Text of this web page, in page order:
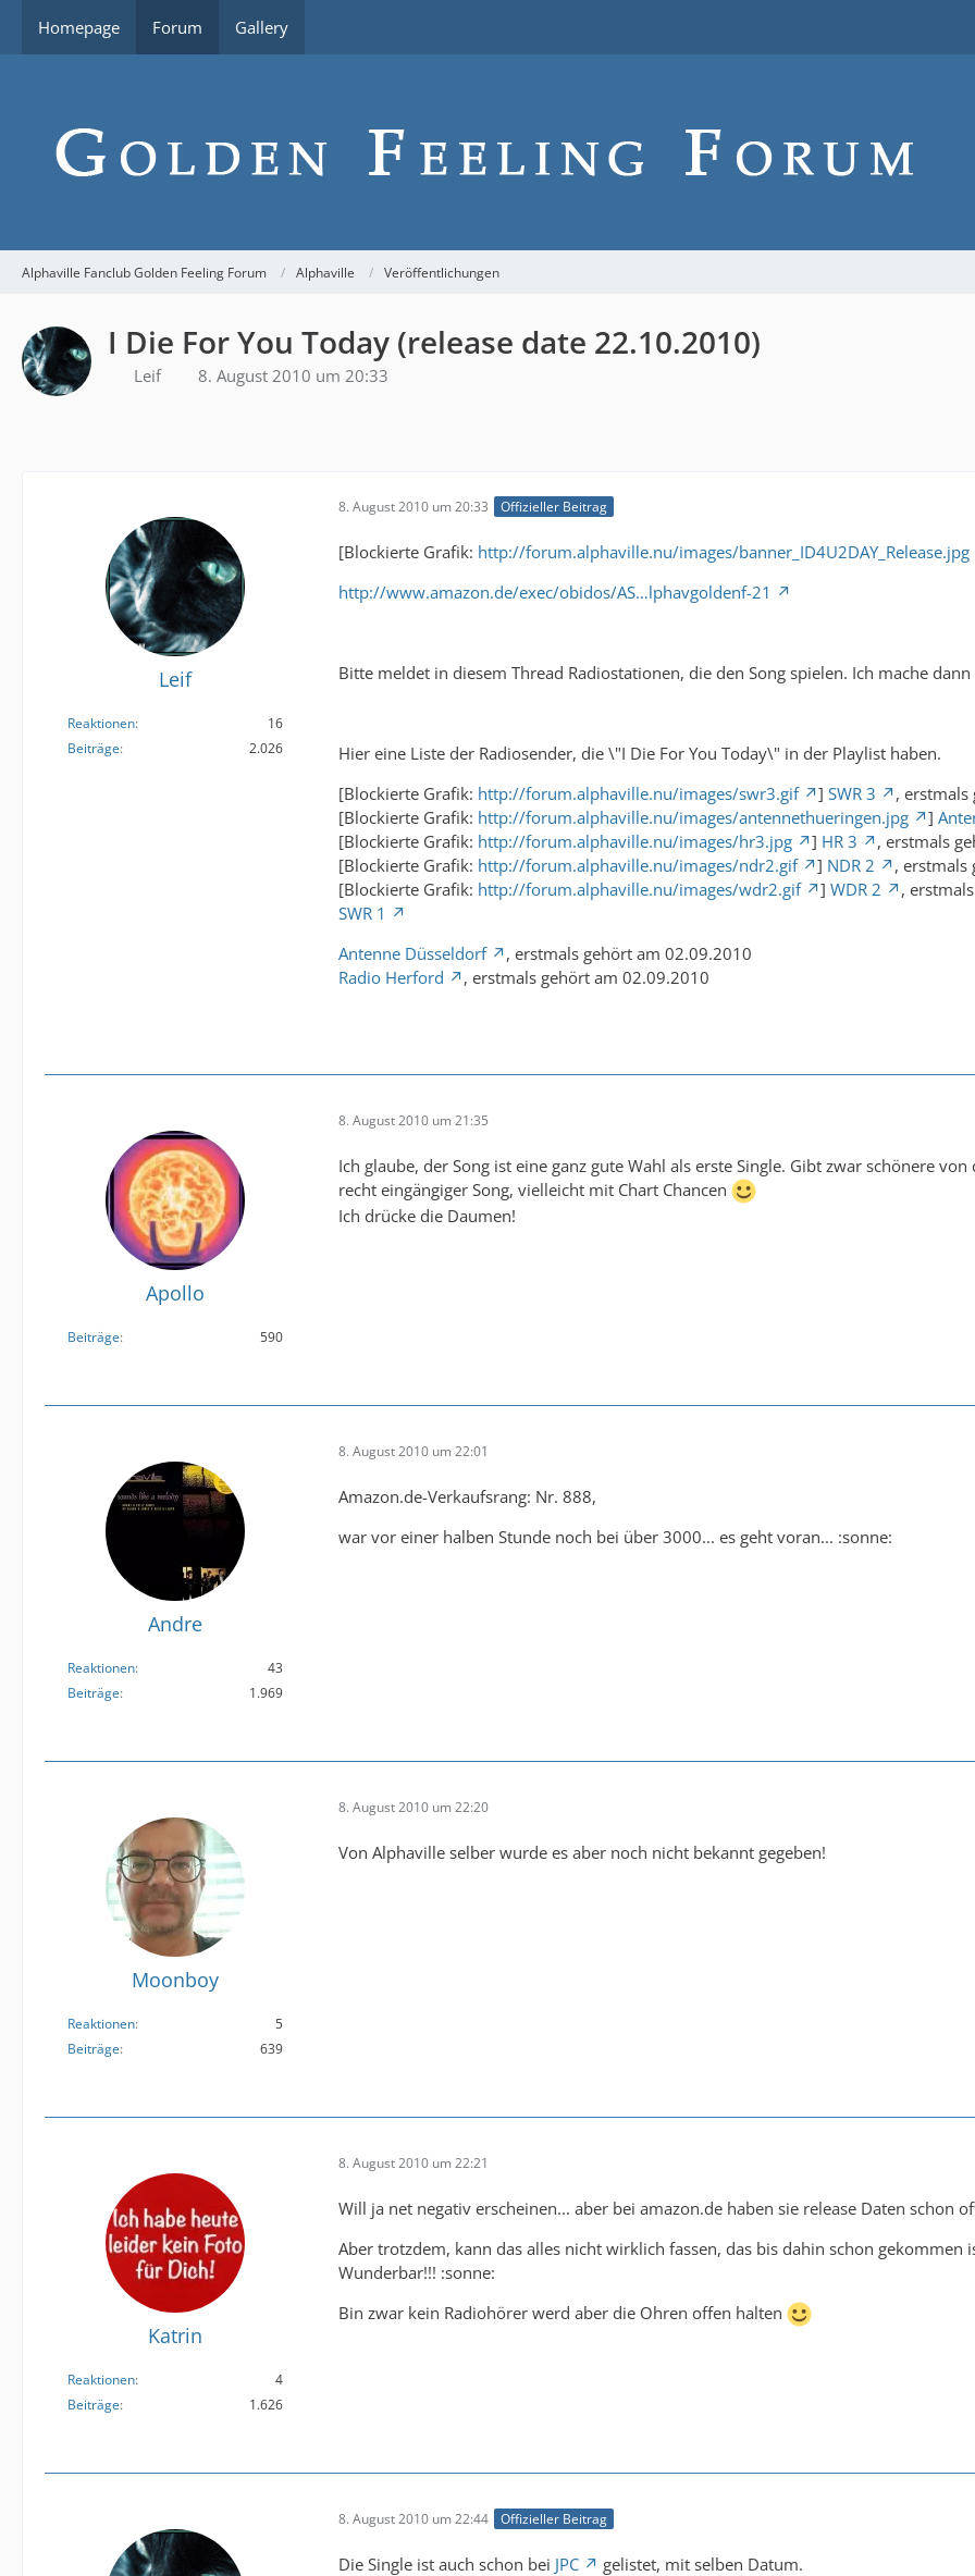
Homepage Forum Gallery
Alphaville Fanclub Golden Feeling Forum Alphaville Veröffentlichungen
I Die For You Today (release date 22.10.2010)
Leif 8. August 2010 um 20:33
Leif
Reaktionen
16
Beiträge
2.026
8. August 2010 um 20:33 Offizieller Beitrag
[Blockierte Grafik: http://forum.alphaville.nu/images/banner_ID4U2DAY_Release.jpg
http://www.amazon.de/exec/obidos/AS…lphavgoldenf-21
Bitte meldet in diesem Thread Radiostationen, die den Song spielen. Ich mache
Hier eine Liste der Radiosender, die \"I Die For You Today\" in der Playlist haben.
[Blockierte Grafik: http://forum.alphaville.nu/images/swr3.gif ] SWR 3
,
[Blockierte Grafik: http://forum.alphaville.nu/images/antennethueringen.jpg ]
[Blockierte Grafik: http://forum.alphaville.nu/images/hr3.jpg ] HR 3
, erstmals
[Blockierte Grafik: http://forum.alphaville.nu/images/ndr2.gif ] NDR 2
, erstmals
[Blockierte Grafik: http://forum.alphaville.nu/images/wdr2.gif ] WDR 2
,
SWR 1
Antenne Düsseldorf
, erstmals gehört am 02.09.2010
Radio Herford
, erstmals gehört am 02.09.2010
Apollo
Beiträge 590
8. August 2010 um 21:35
Ich glaube, der Song ist eine ganz gute Wahl als erste Single. Gibt zwar schönere
recht eingängiger Song, vielleicht mit Chart Chancen
Ich drücke die Daumen!
Andre
Reaktionen
43
Beiträge
1.969
8. August 2010 um 22:01
Amazon.de-Verkaufsrang: Nr. 888,
war vor einer halben Stunde noch bei über 3000... es geht voran... :sonne:
Moonboy
Reaktionen
5
Beiträge
639
8. August 2010 um 22:20
Von Alphaville selber wurde es aber noch nicht bekannt gegeben!
Katrin
Reaktionen
4
Beiträge
1.626
8. August 2010 um 22:21
Will ja net negativ erscheinen... aber bei amazon.de haben sie release Daten schon
Aber trotzdem, kann das alles nicht wirklich fassen, das bis dahin schon gekommen
Wunderbar!!! :sonne:
Bin zwar kein Radiohörer werd aber die Ohren offen halten
8. August 2010 um 22:44 Offizieller Beitrag
Die Single ist auch schon bei JPC gelistet, mit selben Datum.